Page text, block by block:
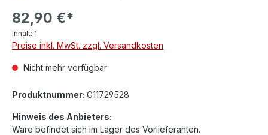
82,90 €*
Inhalt: 1
Preise inkl. MwSt. zzgl. Versandkosten
Nicht mehr verfügbar
Produktnummer: G11729528
Hinweis des Anbieters:
Ware befindet sich im Lager des Vorlieferanten.